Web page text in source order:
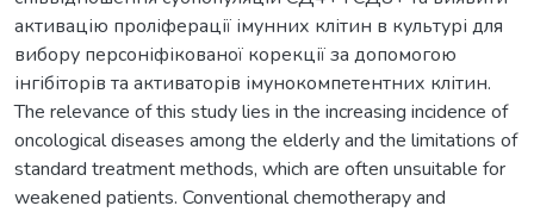
активацію проліферації імунних клітин в культурі для
вибору персоніфікованої корекції за допомогою
інгібіторів та активаторів імунокомпетентних клітин.
The relevance of this study lies in the increasing incidence of
oncological diseases among the elderly and the limitations of
standard treatment methods, which are often unsuitable for
weakened patients. Conventional chemotherapy and